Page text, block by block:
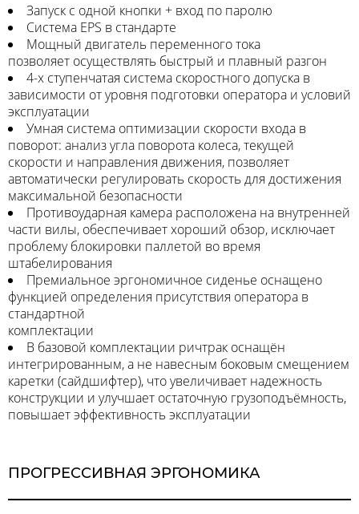
Запуск с одной кнопки + вход по паролю
Система EPS в стандарте
Мощный двигатель переменного тока
позволяет осуществлять быстрый и плавный разгон
4-х ступенчатая система скоростного допуска в
зависимости от уровня подготовки оператора и условий
эксплуатации
Умная система оптимизации скорости входа в
поворот: анализ угла поворота колеса, текущей
скорости и направления движения, позволяет
автоматически регулировать скорость для достижения
максимальной безопасности
Противоударная камера расположена на внутренней
части вилы, обеспечивает хороший обзор, исключает
проблему блокировки паллетой во время
штабелирования
Премиальное эргономичное сиденье оснащено
функцией определения присутствия оператора в
стандартной
комплектации
В базовой комплектации ричтрак оснащён
интегрированным, а не навесным боковым смещением
каретки (сайдшифтер), что увеличивает надежность
конструкции и улучшает остаточную грузоподъёмность,
повышает эффективность эксплуатации
ПРОГРЕССИВНАЯ ЭРГОНОМИКА